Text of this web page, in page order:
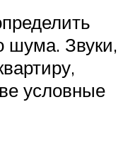
шума. Звуки,
условные